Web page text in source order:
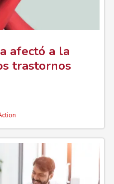
afectó a la
trastornos